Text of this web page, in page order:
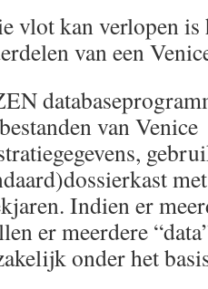
vlot kan verlopen
van een
van Venice
Indien er
er meerdere
onder het